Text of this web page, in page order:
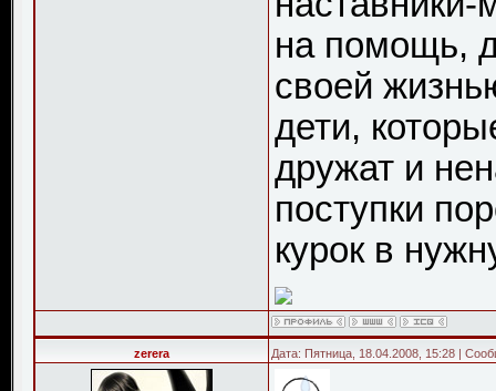
на помощь,
своей
дети,
дружат и
поступки
курок в
zerera Дата: Пятница, 18.04.2008, 15:28 |